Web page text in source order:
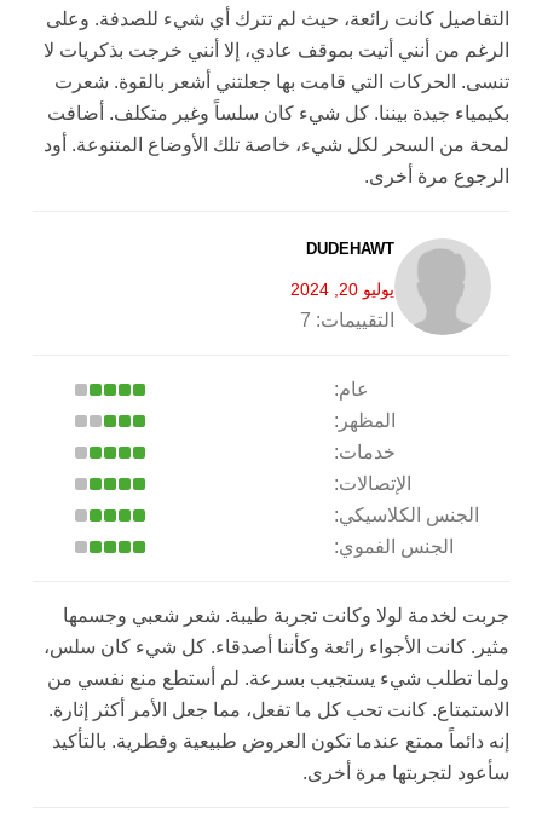
التفاصيل كانت رائعة، حيث لم تترك أي شيء للصدفة. وعلى
الرغم من أنني أتيت بموقف عادي، إلا أنني خرجت بذكريات لا
تنسى. الحركات التي قامت بها جعلتني أشعر بالقوة. شعرت
بكيمياء جيدة بيننا. كل شيء كان سلساً وغير متكلف. أضافت
لمحة من السحر لكل شيء، خاصة تلك الأوضاع المتنوعة. أود
الرجوع مرة أخرى.
DUDEHAWT
يوليو 20, 2024
التقييمات: 7
عام:
المظهر:
خدمات:
الإتصالات:
الجنس الكلاسيكي:
الجنس الفموي:
جربت لخدمة لولا وكانت تجربة طيبة. شعر شعبي وجسمها
مثير. كانت الأجواء رائعة وكأننا أصدقاء. كل شيء كان سلس،
ولما تطلب شيء يستجيب بسرعة. لم أستطع منع نفسي من
الاستمتاع. كانت تحب كل ما تفعل، مما جعل الأمر أكثر إثارة.
إنه دائماً ممتع عندما تكون العروض طبيعية وفطرية. بالتأكيد
سأعود لتجربتها مرة أخرى.